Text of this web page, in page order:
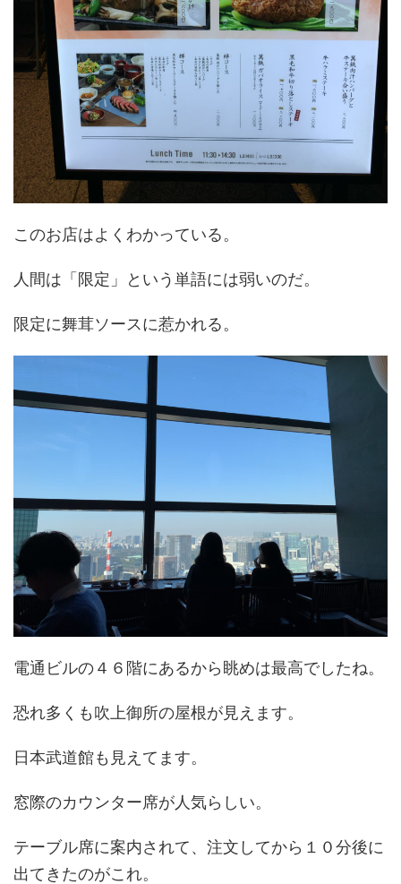
このお店はよくわかっている。
人間は「限定」という単語には弱いのだ。
限定に舞茸ソースに惹かれる。
電通ビルの４６階にあるから眺めは最高でしたね。
恐れ多くも吹上御所の屋根が見えます。
日本武道館も見えてます。
窓際のカウンター席が人気らしい。
テーブル席に案内されて、注文してから１０分後に
出てきたのがこれ。